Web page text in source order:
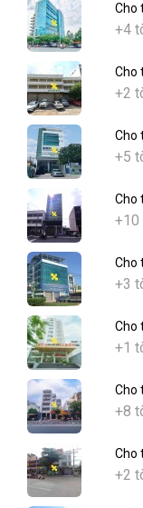
Cho
+4
Cho
+2
Cho
+5
Cho
+10
Cho
+3
Cho
+1
Cho
+8
Cho
+2